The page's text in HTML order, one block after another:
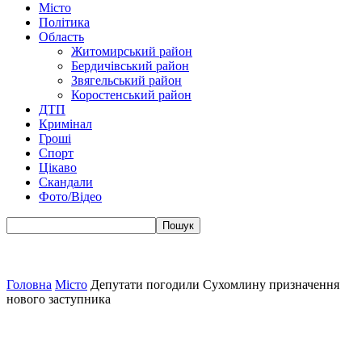
Місто
Політика
Область
Житомирський район
Бердичівський район
Звягельський район
Коростенський район
ДТП
Кримінал
Гроші
Спорт
Цікаво
Скандали
Фото/Відео
Головна Місто Депутати погодили Сухомлину призначення
нового заступника